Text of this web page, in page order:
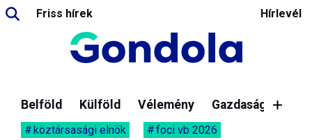
Friss hírek Hírlevél
Belföld Külföld Vélemény Gazdaság
köztársasági elnök foci vb 2026